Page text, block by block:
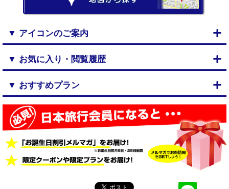
▼ アイコンのご案内
▼ お気に入り・閲覧履歴
▼ おすすめプラン